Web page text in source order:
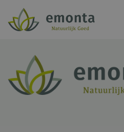
Ga naar de inhoud